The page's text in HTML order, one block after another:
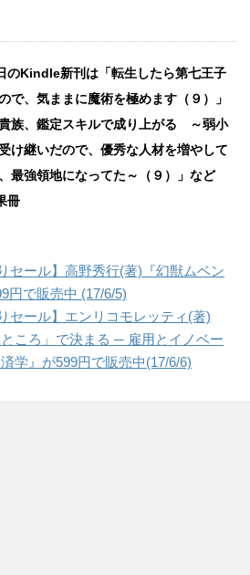
のKindle新刊は「転生したら第七王子
で、気ままに魔術を極めます（９）」
貴族、鑑定スキルで成り上がる ～弱小
け継いだので、優秀な人材を増やして
最強領地になってた～（９）」など
冊
セール】高野秀行(著)『幻獣ムベン
円で販売中 (17/6/5)
セール】エンリコモレッティ(著)
ところ」で決まる ─ 雇用とイノベー
学』が599円で販売中(17/6/6)